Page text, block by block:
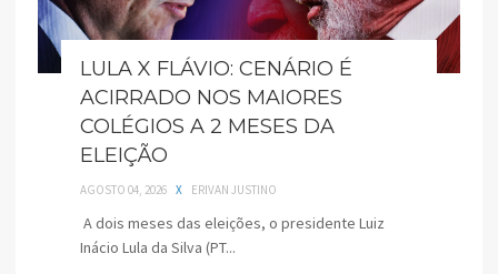
LULA X FLÁVIO: CENÁRIO É
ACIRRADO NOS MAIORES
COLÉGIOS A 2 MESES DA
ELEIÇÃO
AGOSTO 04, 2026 X ERIVAN JUSTINO
A dois meses das eleições, o presidente Luiz
Inácio Lula da Silva (PT...